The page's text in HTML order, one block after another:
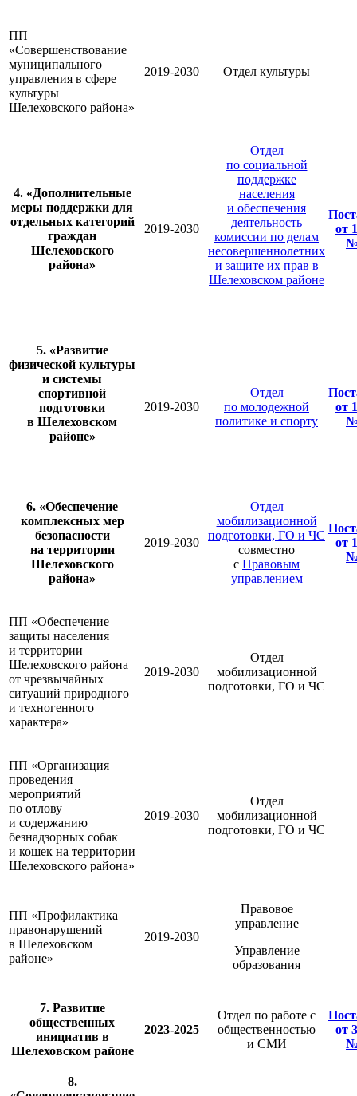
ПП
«Совершенствование
муниципального
управления в сфере
культуры
Шелеховского района»
2019-2030 Отдел культуры
4. «Дополнительные
меры поддержки для
отдельных категорий
граждан
Шелеховского
района»
2019-2030
Отдел
по социальной
поддержке
населения
и обеспечения
деятельность
комиссии по делам
несовершеннолетних
и защите их прав в
Шелеховском районе
от
№
5. «Развитие
физической культуры
и системы
спортивной
подготовки
в Шелеховском
районе»
2019-2030
Отдел
по молодежной
политике и спорту
от
№
6. «Обеспечение
комплексных мер
безопасности
на территории
Шелеховского
района»
2019-2030
Отдел
мобилизационной
подготовки, ГО и ЧС
совместно
с Правовым
управлением
от
№
ПП «Обеспечение
защиты населения
и территории
Шелеховского района
от чрезвычайных
ситуаций природного
и техногенного
характера»
2019-2030
Отдел
мобилизационной
подготовки, ГО и ЧС
ПП «Организация
проведения
мероприятий
по отлову
и содержанию
безнадзорных собак
и кошек на территории
Шелеховского района»
2019-2030
Отдел
мобилизационной
подготовки, ГО и ЧС
ПП «Профилактика
правонарушений
в Шелеховском
районе»
2019-2030
Правовое
управление
Управление
образования
7. Развитие
общественных
инициатив в
Шелеховском районе
2023-2025
Отдел по работе с
общественностью
и СМИ
от
№
8.